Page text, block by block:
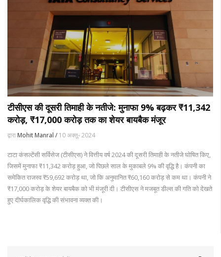
टीसीएस की दूसरी तिमाही के नतीजे: मुनाफा 9% बढ़कर ₹11,342
करोड़, ₹17,000 करोड़ तक का शेयर बायबैक मंजूर
द्वारा Mohit Manral / 10 अक्तू॰ 2024
टाटा कंसल्टेंसी सर्विसेज (टीसीएस) ने वित्तीय वर्ष 2024 की दूसरी तिमाही के नतीजे घोषित किए,
जिसमें मुनाफा ₹11,342 करोड़ हुआ, जो पिछले साल के मुकाबले 9% की वृद्धि है। कंपनी का
समेकित राजस्व ₹59,692 करोड़ था, जो कि अनुमानित ₹60,160 करोड़ से कम था। कंपनी ने
₹17,000 करोड़ के शेयर बायबैक को भी मंजूरी दी। टीसीएस ने मजबूत डील्स की गति को देखते
हुए दीर्घकालिक वृद्धि की संभावना व्यक्त की।